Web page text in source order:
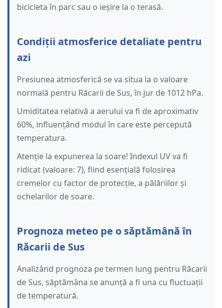
bicicleta în parc sau o ieșire la o terasă.
Condiții atmosferice detaliate pentru
azi
Presiunea atmosferică se va situa la o valoare
normală pentru Răcarii de Sus, în jur de 1012 hPa.
Umiditatea relativă a aerului va fi de aproximativ
60%, influențând modul în care este percepută
temperatura.
Atenție la expunerea la soare! Indexul UV va fi
ridicat (valoare: 7), fiind esențială folosirea
cremelor cu factor de protecție, a pălăriilor și
ochelarilor de soare.
Prognoza meteo pe o săptămână în
Răcarii de Sus
Analizând prognoza pe termen lung pentru Răcarii
de Sus, săptămâna se anunță a fi una cu fluctuații
de temperatură.